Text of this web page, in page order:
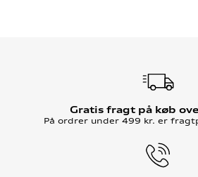
Gratis fragt på køb
På ordrer under 499 kr. er